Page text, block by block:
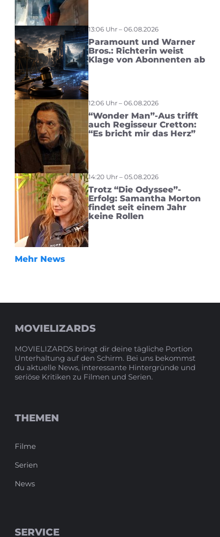
13:06 Uhr – 06.08.2026
Paramount und Warner
Bros.: Richterin weist
Klage von Abonnenten ab
12:06 Uhr – 06.08.2026
“Wonder Man”-Aus trifft
auch Regisseur Cretton:
“Es bricht mir das Herz”
14:20 Uhr – 05.08.2026
Trotz “Die Odyssee”-
Erfolg: Samantha Morton
findet seit einem Jahr
keine Rollen
Mehr News
MOVIELIZARDS
MOVIELIZARDS bringt dir deine tägliche Portion
Unterhaltung auf den Schirm. Bei uns bekommst
du aktuelle News, interessante Hintergründe und
seriöse Kritiken zu Filmen und Serien.
THEMEN
Filme
Serien
News
SERVICE